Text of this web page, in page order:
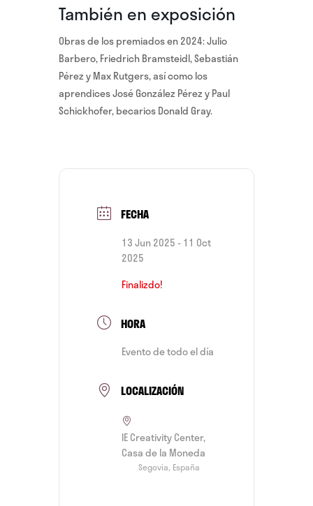
También en exposición
Obras de los premiados en 2024: Julio
Barbero, Friedrich Bramsteidl, Sebastián
Pérez y Max Rutgers, así como los
aprendices José González Pérez y Paul
Schickhofer, becarios Donald Gray.
FECHA
13 Jun 2025- 11 Oct
2025
Finalizdo!
HORA
Evento de todo el día
LOCALIZACIÓN
IE Creativity Center,
Casa de la Moneda
Segovia, España